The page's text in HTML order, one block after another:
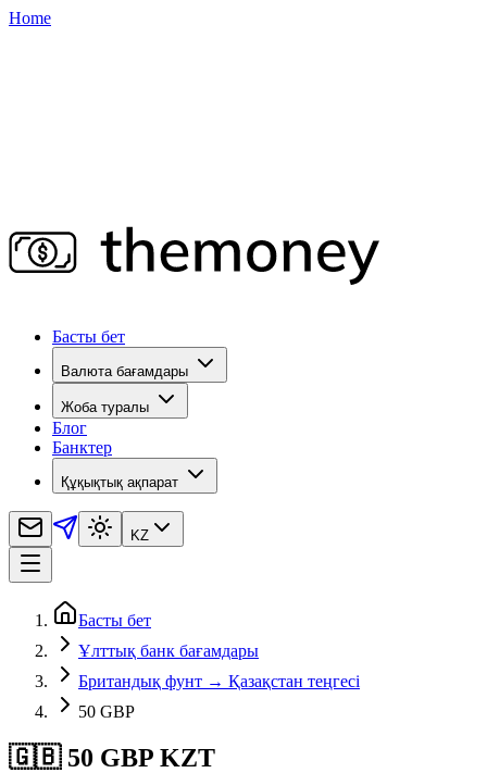
Home
Басты бет
Валюта бағамдары
Жоба туралы
Блог
Банктер
Құқықтық ақпарат
KZ
Басты бет
Ұлттық банк бағамдары
Британдық фунт → Қазақстан теңгесі
50 GBP
🇬🇧 50 GBP KZT